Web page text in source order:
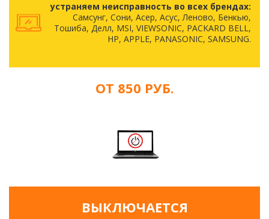
устраняем неисправность во всех брендах:
Самсунг, Сони, Асер, Асус, Леново, Бенкью,
Тошиба, Делл, MSI, VIEWSONIC, PACKARD BELL,
HP, APPLE, PANASONIC, SAMSUNG.
ОТ 850 РУБ.
ВЫКЛЮЧАЕТСЯ